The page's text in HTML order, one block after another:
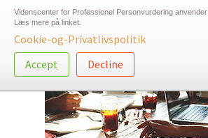
hoved-
indhold
Videnscenter for Professionel Personvurdering
Læs mere på linket.
Cookie-og-Privatlivspolitik
Accept
Decline